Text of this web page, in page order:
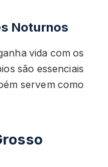
Noturnos
vida com os
são essenciais
servem como